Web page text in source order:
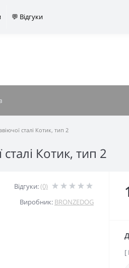
💬 Відгуки
сталі Котик, тип 2
Котик, тип 2
Відгуки:(0)
Виробник: BRONZEDOG
[